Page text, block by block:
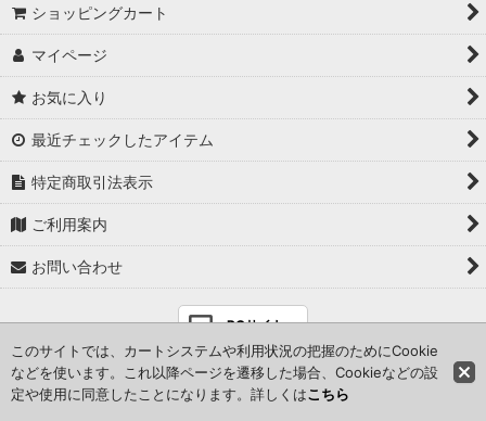
ショッピングカート
マイページ
お気に入り
最近チェックしたアイテム
特定商取引法表示
ご利用案内
お問い合わせ
PCサイト
Powered byおちゃのこネット ネットショップ作成サービス
このサイトでは、カートシステムや利用状況の把握のためにCookie
などを使います。これ以降ページを遷移した場合、Cookieなどの設
定や使用に同意したことになります。詳しくはこちら